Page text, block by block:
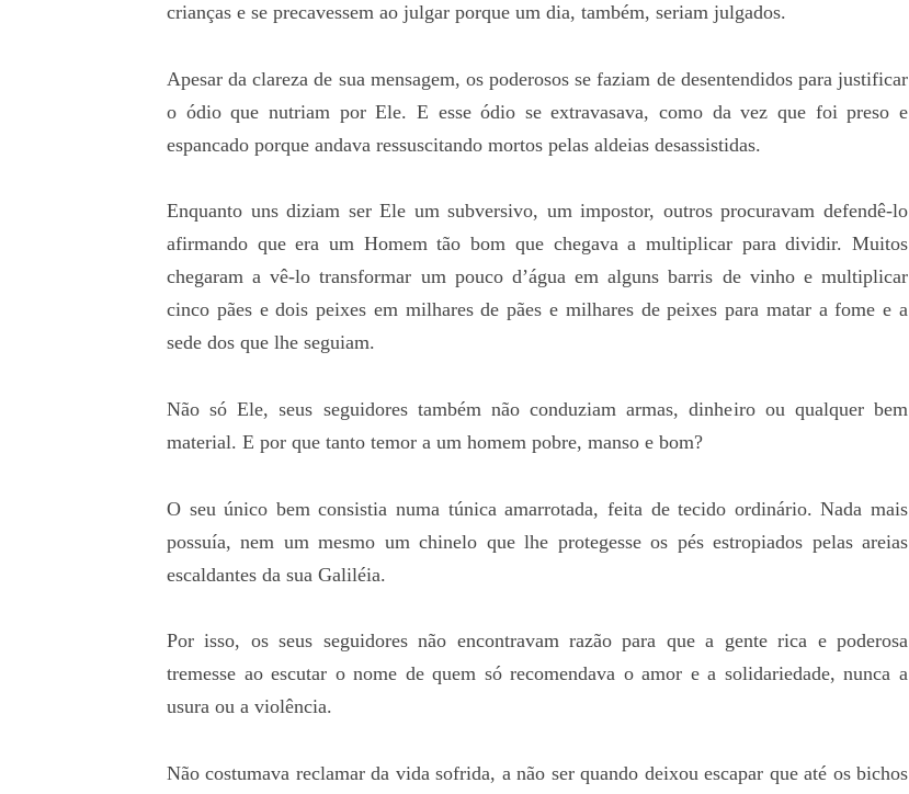
crianças e se precavessem ao julgar porque um dia, também, seriam julgados.
Apesar da clareza de sua mensagem, os poderosos se faziam de desentendidos para justificar
o ódio que nutriam por Ele. E esse ódio se extravasava, como da vez que foi preso e
espancado porque andava ressuscitando mortos pelas aldeias desassistidas.
Enquanto uns diziam ser Ele um subversivo, um impostor, outros procuravam defendê-lo
afirmando que era um Homem tão bom que chegava a multiplicar para dividir. Muitos
chegaram a vê-lo transformar um pouco d’água em alguns barris de vinho e multiplicar
cinco pães e dois peixes em milhares de pães e milhares de peixes para matar a fome e a
sede dos que lhe seguiam.
Não só Ele, seus seguidores também não conduziam armas, dinheiro ou qualquer bem
material. E por que tanto temor a um homem pobre, manso e bom?
O seu único bem consistia numa túnica amarrotada, feita de tecido ordinário. Nada mais
possuía, nem um mesmo um chinelo que lhe protegesse os pés estropiados pelas areias
escaldantes da sua Galiléia.
Por isso, os seus seguidores não encontravam razão para que a gente rica e poderosa
tremesse ao escutar o nome de quem só recomendava o amor e a solidariedade, nunca a
usura ou a violência.
Não costumava reclamar da vida sofrida, a não ser quando deixou escapar que até os bichos